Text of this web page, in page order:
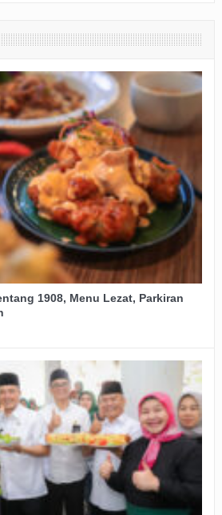
1908, Menu Lezat, Parkiran